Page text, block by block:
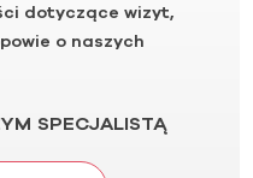
dotyczące wizyt,
o naszych
SPECJALISTĄ